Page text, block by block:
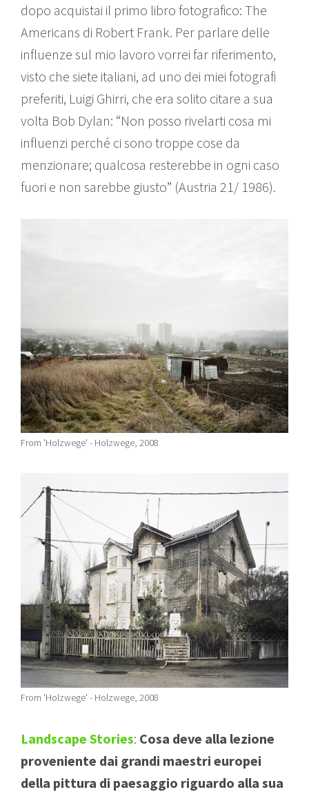
dopo acquistai il primo libro fotografico: The
Americans di Robert Frank. Per parlare delle
influenze sul mio lavoro vorrei far riferimento,
visto che siete italiani, ad uno dei miei fotografi
preferiti, Luigi Ghirri, che era solito citare a sua
volta Bob Dylan: “Non posso rivelarti cosa mi
influenzi perché ci sono troppe cose da
menzionare; qualcosa resterebbe in ogni caso
fuori e non sarebbe giusto” (Austria 21/ 1986).
From 'Holzwege' - Holzwege, 2008
From 'Holzwege' - Holzwege, 2008
Landscape Stories: Cosa deve alla lezione
proveniente dai grandi maestri europei
della pittura di paesaggio riguardo alla sua